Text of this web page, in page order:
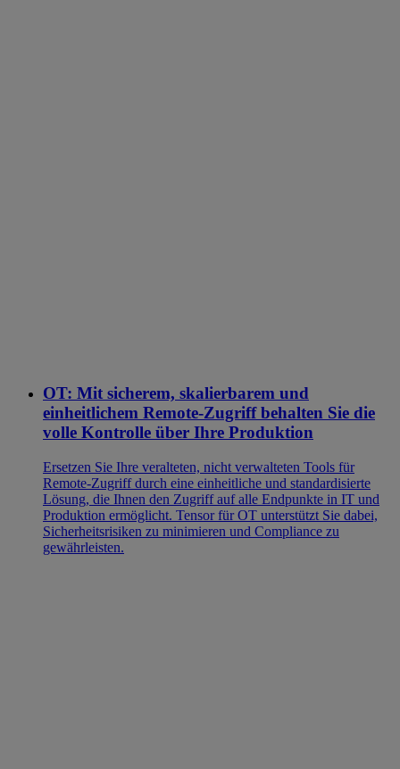
OT: Mit sicherem, skalierbarem und
einheitlichem Remote-Zugriff behalten Sie die
volle Kontrolle über Ihre Produktion
Ersetzen Sie Ihre veralteten, nicht verwalteten Tools für
Remote-Zugriff durch eine einheitliche und standardisierte
Lösung, die Ihnen den Zugriff auf alle Endpunkte in IT und
Produktion ermöglicht. Tensor für OT unterstützt Sie dabei,
Sicherheitsrisiken zu minimieren und Compliance zu
gewährleisten.